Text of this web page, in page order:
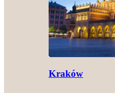
Kraków